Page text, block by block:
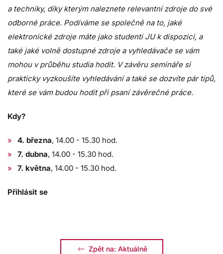
a techniky, díky kterým naleznete relevantní zdroje do své
odborné práce. Podíváme se společně na to, jaké
elektronické zdroje máte jako studenti JU k dispozici, a
také jaké volně dostupné zdroje a vyhledávače se vám
mohou v průběhu studia hodit. V závěru semináře si
prakticky vyzkoušíte vyhledávání a také se dozvíte pár tipů,
které se vám budou hodit při psaní závěrečné práce.
Kdy?
4. března, 14.00 - 15.30 hod.
7. dubna, 14.00 - 15.30 hod.
7. května, 14.00 - 15.30 hod.
Přihlásit se
Zpět na: Aktuálně